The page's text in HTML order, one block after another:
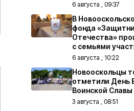
6 августа , 09:37
В
фонда
Отечества»
с семьями
6 августа , 10:22
Новооскольцы
отметили День
Воинской Славы
3 августа , 08:51